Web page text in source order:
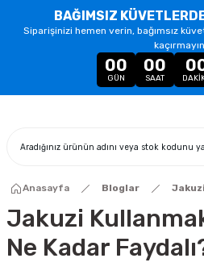
BAĞIMSIZ
Siparişinizi hemen verin, bağımsız
00
GÜN
00
SAAT
Anasayfa Bloglar Jakuzi
Jakuzi
Ne Kadar